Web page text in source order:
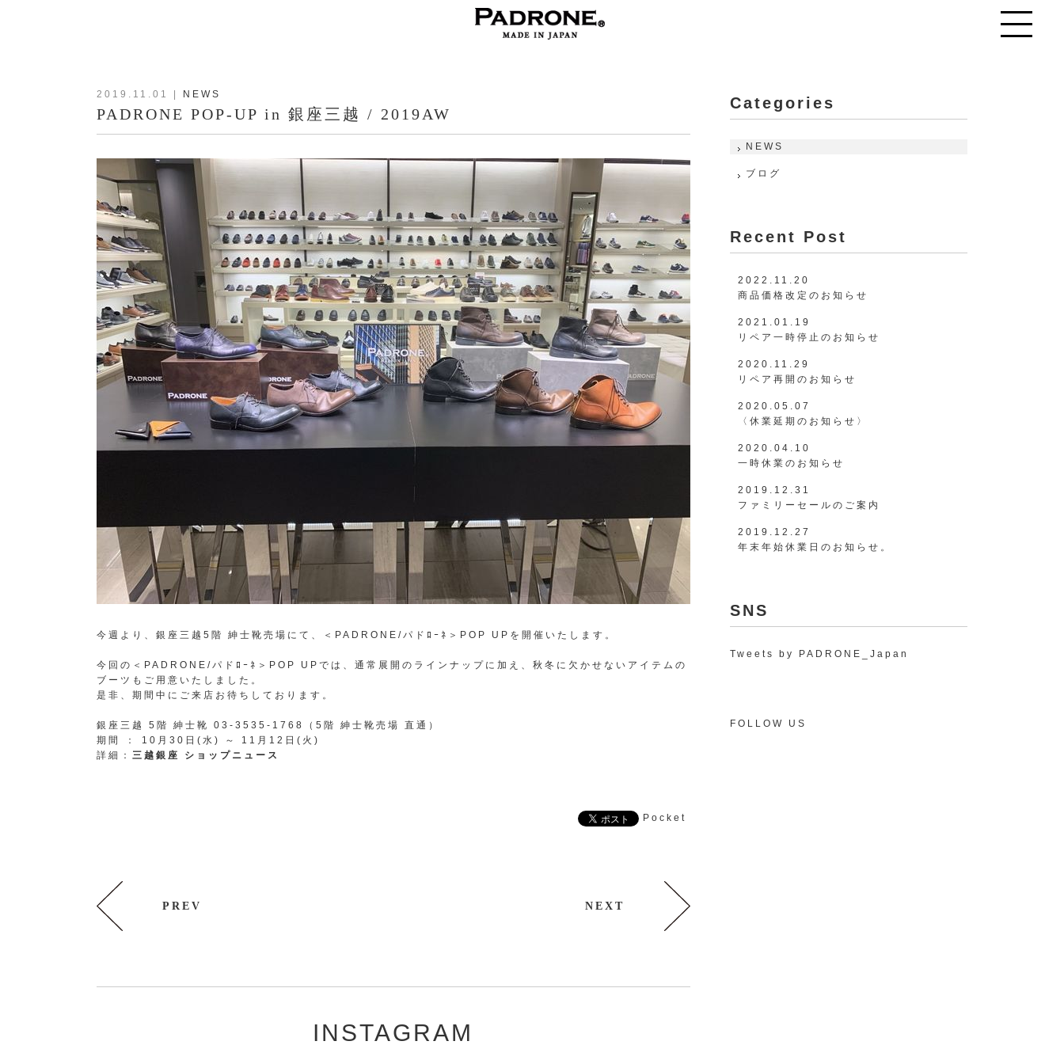
toggle
navigation
2019.11.01 NEWS
PADRONE POP-UP in 銀座三越 / 2019AW
今週より、銀座三越5階 紳士靴売場にて、＜PADRONE/パドﾛｰﾈ＞POP UPを開催いたします。
今回の＜PADRONE/パドﾛｰﾈ＞POP UPでは、通常展開のラインナップに加え、秋冬に欠かせないアイテムの
ブーツもご用意いたしました。
是非、期間中にご来店お待ちしております。
銀座三越 5階 紳士靴 03-3535-1768（5階 紳士靴売場 直通）
期間 ： 10月30日(水) ～ 11月12日(火)
詳細： 三越銀座 ショップニュース
Pocket
PREV NEXT
INSTAGRAM
Categories
NEWS
ブログ
Recent Post
2022.11.20
商品価格改定のお知らせ
2021.01.19
リペア一時停止のお知らせ
2020.11.29
リペア再開のお知らせ
2020.05.07
〈休業延期のお知らせ〉
2020.04.10
一時休業のお知らせ
2019.12.31
ファミリーセールのご案内
2019.12.27
年末年始休業日のお知らせ。
SNS
Tweets by PADRONE_Japan
FOLLOW US